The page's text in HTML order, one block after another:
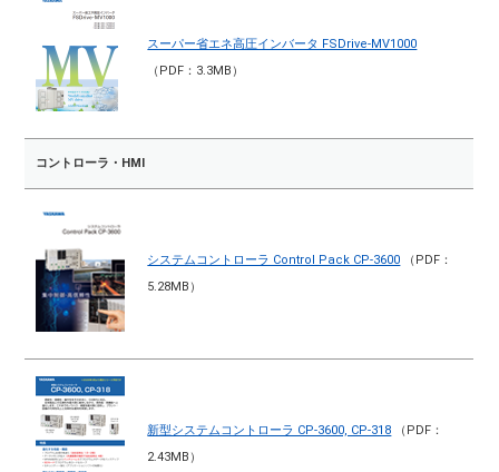
スーパー省エネ高圧インバータ FSDrive-MV1000
（PDF：3.3MB）
コントローラ・HMI
システムコントローラ Control Pack CP-3600 （PDF：
5.28MB）
新型システムコントローラ CP-3600, CP-318 （PDF：
2.43MB）